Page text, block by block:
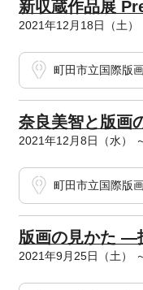
新収蔵作品展
2021年12月18日（土）
町田市立国際版
奈良美智と版画
2021年12月8日（水）
町田市立国際版
版画の見かた ―
2021年9月25日（土）